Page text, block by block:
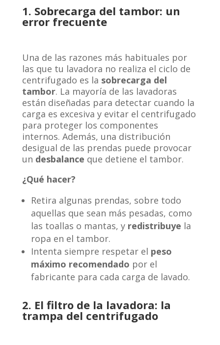
1. Sobrecarga del tambor: un
error frecuente
Una de las razones más habituales por
las que tu lavadora no realiza el ciclo de
centrifugado es la sobrecarga del
tambor. La mayoría de las lavadoras
están diseñadas para detectar cuando la
carga es excesiva y evitar el centrifugado
para proteger los componentes
internos. Además, una distribución
desigual de las prendas puede provocar
un desbalance que detiene el tambor.
¿Qué hacer?
Retira algunas prendas, sobre todo
aquellas que sean más pesadas, como
las toallas o mantas, y redistribuye la
ropa en el tambor.
Intenta siempre respetar el peso
máximo recomendado por el
fabricante para cada carga de lavado.
2. El filtro de la lavadora: la
trampa del centrifugado